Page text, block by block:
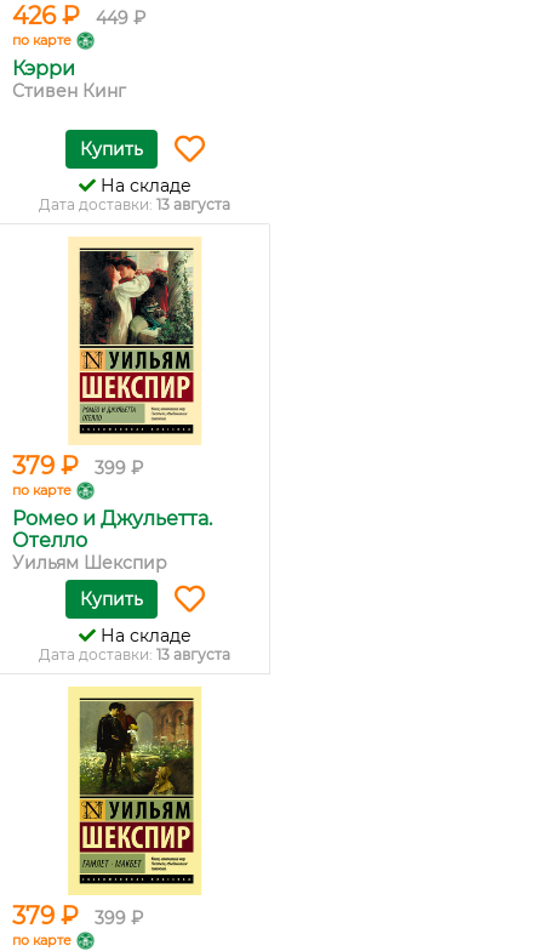
426 ₽ 449 ₽
по карте
Кэрри
Стивен Кинг
Купить
На складе
Дата доставки: 13 августа
379 ₽ 399 ₽
по карте
Ромео и Джульетта.
Отелло
Уильям Шекспир
Купить
На складе
Дата доставки: 13 августа
379 ₽ 399 ₽
по карте